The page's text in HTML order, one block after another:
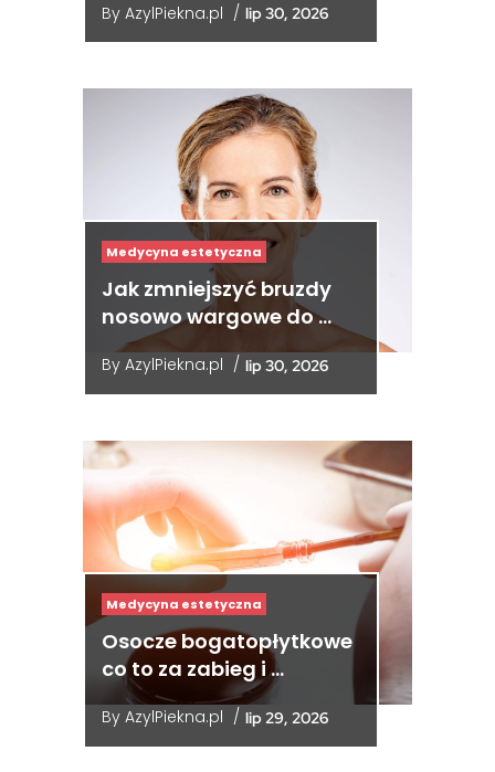
By AzylPiekna.pl / lip 30, 2026
Medycyna estetyczna
Jak zmniejszyć bruzdy
nosowo wargowe do …
By AzylPiekna.pl / lip 30, 2026
Medycyna estetyczna
Osocze bogatopłytkowe
co to za zabieg i …
By AzylPiekna.pl / lip 29, 2026